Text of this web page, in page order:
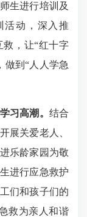
生进行培训及
活动，深入推
救，让“红十字
做到“人人学急
习高潮。 结合
展关爱老人、
乐龄家园为敬
进行应急救护
们和孩子们的
救为亲人和谐